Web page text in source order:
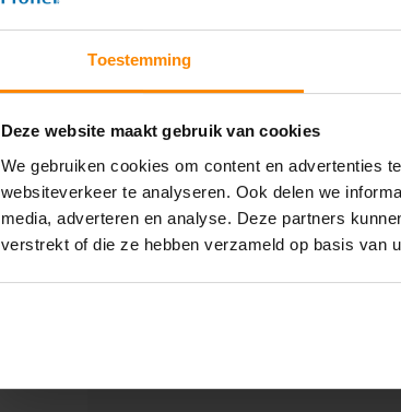
Toestemming
Deze website maakt gebruik van cookies
We gebruiken cookies om content en advertenties
websiteverkeer te analyseren. Ook delen we
media, adverteren en analyse. Deze partners
verstrekt of die ze hebben verzameld op basis van
17.200 mm
2.400 mm
6
Blauw